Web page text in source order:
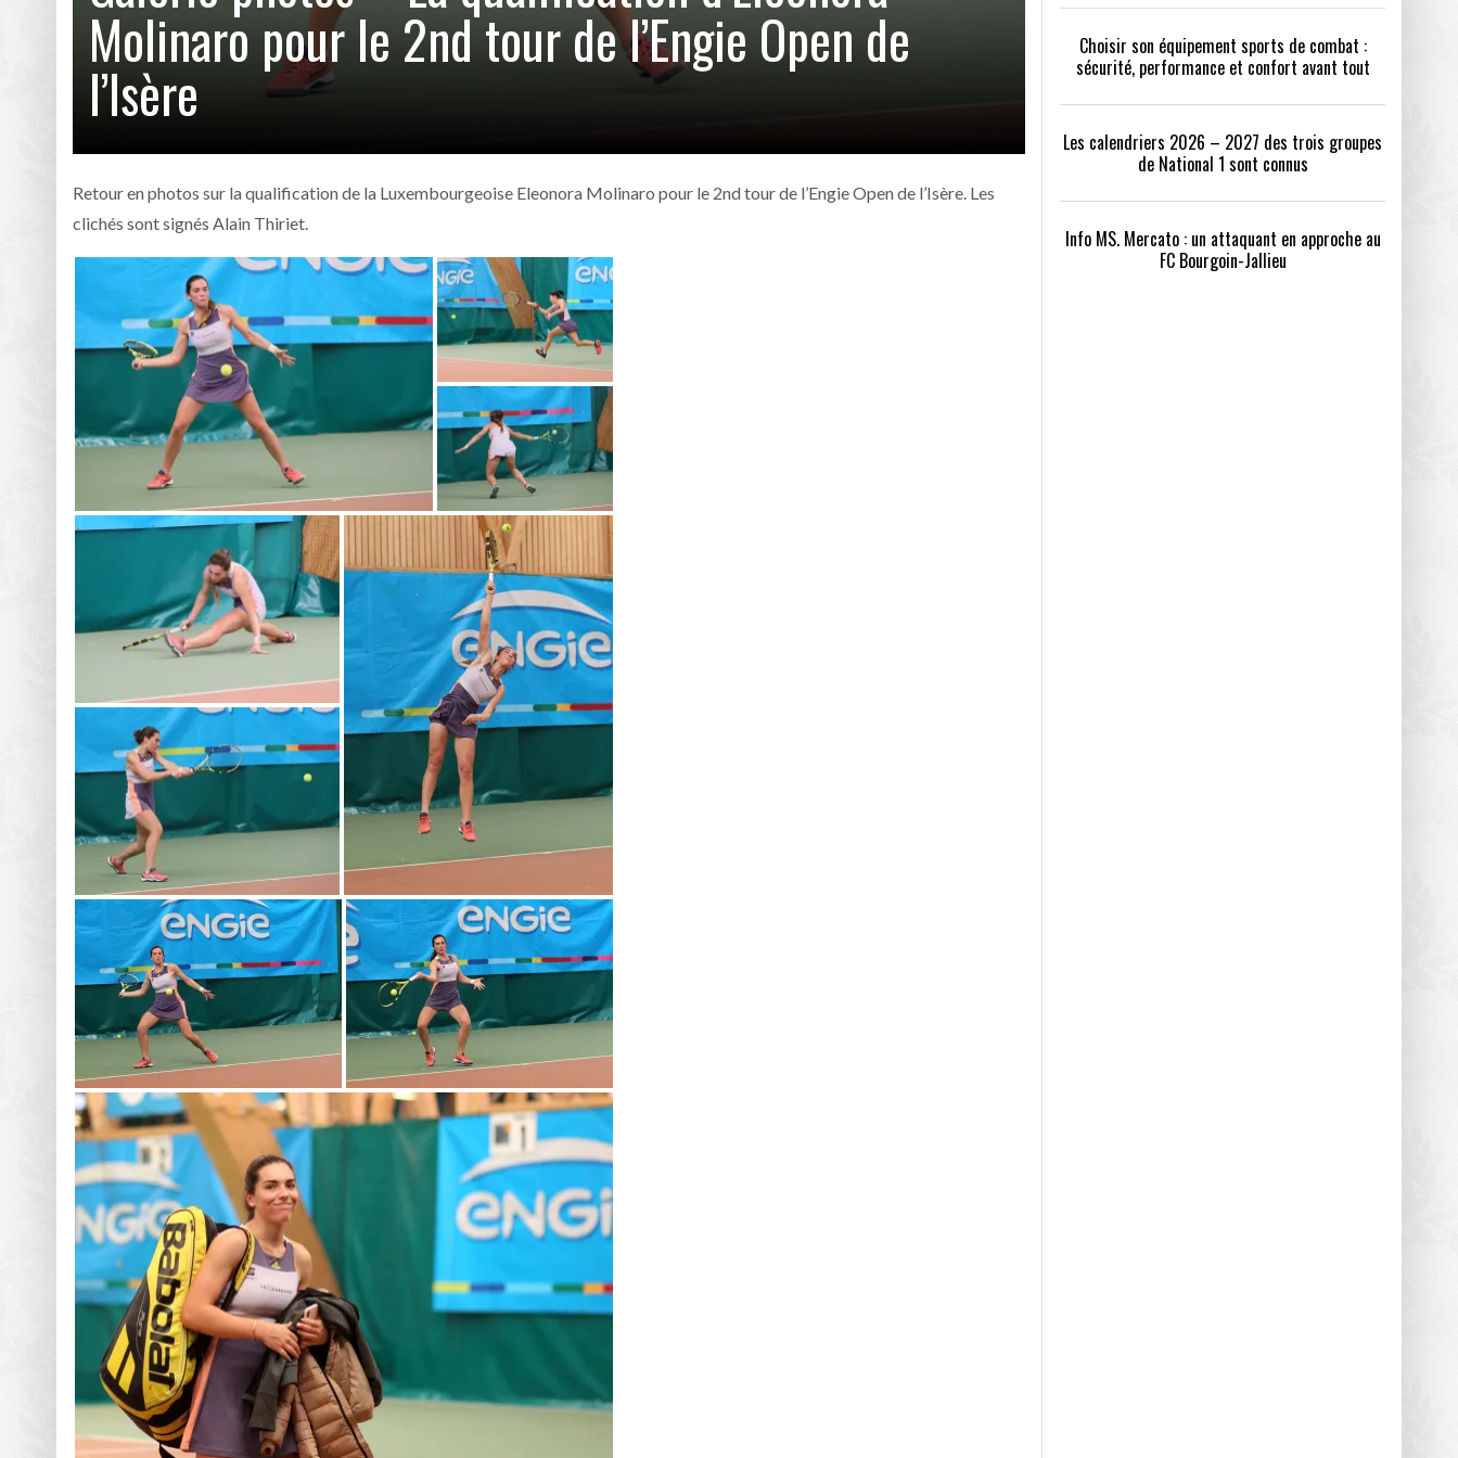
Molinaro pour le 2nd tour de l’Engie Open de
l’Isère
Retour en photos sur la qualification de la Luxembourgeoise Eleonora Molinaro pour le 2nd tour de l’Engie Open de l’Isère. Les
clichés sont signés Alain Thiriet.
Choisir son équipement sports de combat :
sécurité, performance et confort avant tout
Les calendriers 2026 – 2027 des trois groupes
de National 1 sont connus
Info MS. Mercato : un attaquant en approche au
FC Bourgoin-Jallieu